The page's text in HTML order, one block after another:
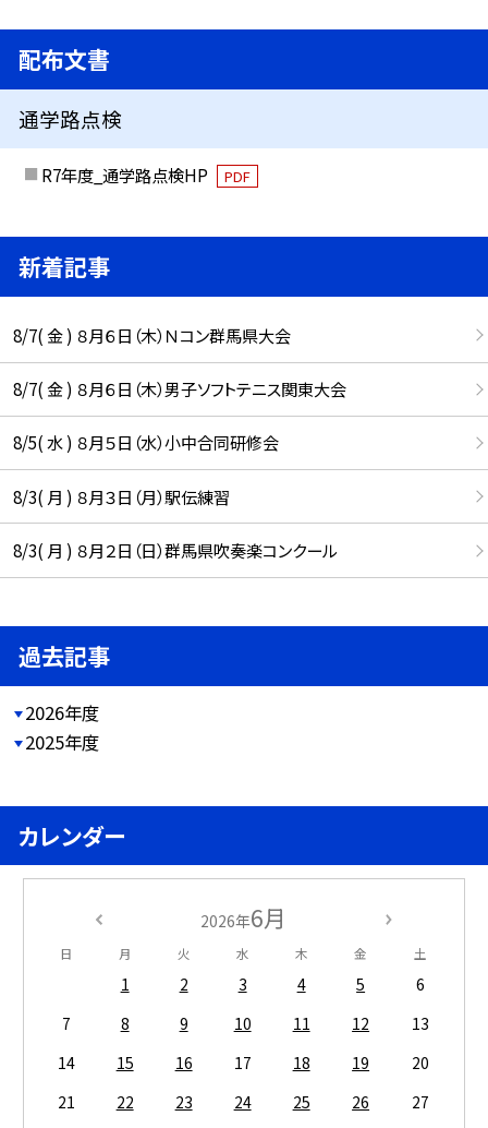
配布文書
通学路点検
R7年度_通学路点検HP PDF
新着記事
8/7( 金 ) ８月６日（木）Ｎコン群馬県大会
8/7( 金 ) ８月６日（木）男子ソフトテニス関東大会
8/5( 水 ) ８月５日（水）小中合同研修会
8/3( 月 ) ８月３日（月）駅伝練習
8/3( 月 ) ８月２日（日）群馬県吹奏楽コンクール
過去記事
2026年度
2025年度
カレンダー
2026年6月
日 月 火 水 木 金 土
1 2 3 4 5
6
7
8 9 10 11 12
13
14
15 16 17 18 19
20
21
22 23 24 25 26
27